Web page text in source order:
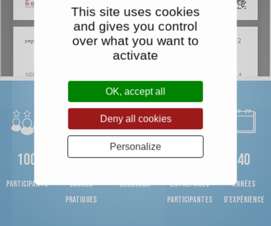
100
Participants
500
bonnes
pratiques
2000h
bénévolat
100
entreprises
participantes
40
années
d'expérience
This site uses cookies
and gives you control
over what you want to
activate
OK, accept all
Deny all cookies
Personalize